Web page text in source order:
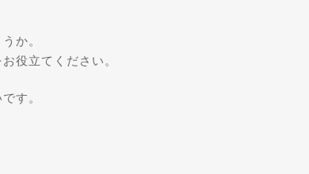
か。
役立てください。
す。